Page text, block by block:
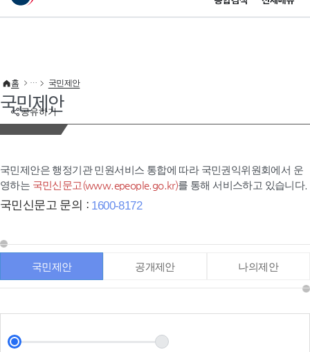
이 누리집은 대한민국 공식 전자정부 누리집입니다.
공유하기
홈 국민제안
국민제안
국민제안은 행정기관 민원서비스 통합에 따라 국민권익위원회에서 운
영하는 국민신문고(www.epeople.go.kr)를 통해 서비스하고 있습니다.
국민신문고 문의 : 1600-8172
국민제안 공개제안 나의제안